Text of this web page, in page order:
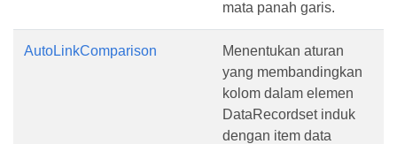
mata panah garis.
AutoLinkComparison
Menentukan aturan
yang membandingkan
kolom dalam elemen
DataRecordset induk
dengan item data